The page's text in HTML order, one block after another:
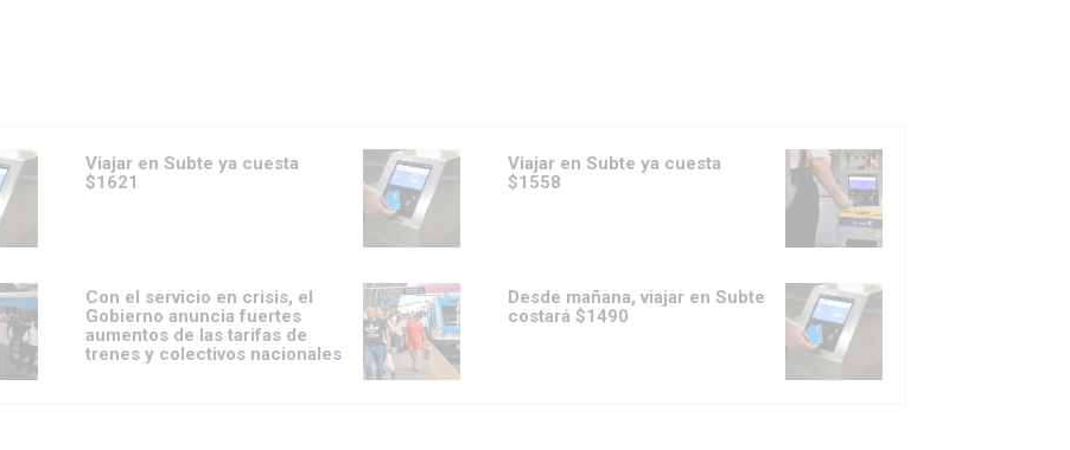
Viajar en Subte ya cuesta
$1621
Viajar en Subte ya cuesta
$1558
Con el servicio en crisis, el
Gobierno anuncia fuertes
aumentos de las tarifas de
trenes y colectivos nacionales
Desde mañana, viajar en Subte
costará $1490